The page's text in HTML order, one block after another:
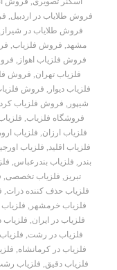
فروش طلایاب در اردبیل,
فروش طلایاب در شیراز
مشهد, فروش فلزیاب,
فروش فلزیاب اهواز ,
فلزیاب تهران, فروش
فلزیاب دیوار , فروش
شیپور , فروش فلزیاب
فروشگاه فلزیاب,
فلزیاب ارزان, فلزیاب
فلزیاب اقلید, فلزیاب
بندر , فلزیاب بندرعباس,
تبریز , فلزیاب تخصصی,
فلزیاب حذف کننده ذرات,
فلزیاب خرمشهر ,
فلزیاب در ایران, فلزیاب
فلزیاب در رشت,
فلزیاب در کرمانشاه,
فلزیاب دقیق, فلزیاب